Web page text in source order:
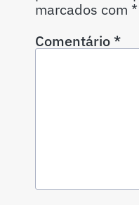
marcados com *
Comentário*